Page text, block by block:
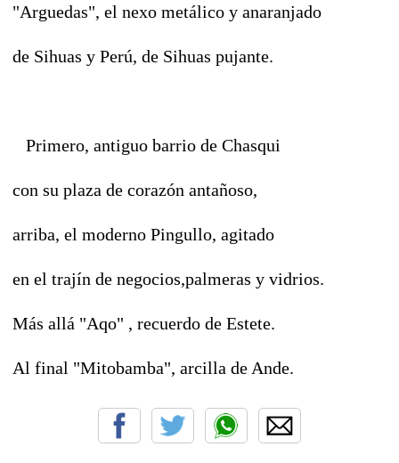
"Arguedas", el nexo metálico y anaranjado
de Sihuas y Perú, de Sihuas pujante.
Primero, antiguo barrio de Chasqui
con su plaza de corazón antañoso,
arriba, el moderno Pingullo, agitado
en el trajín de negocios,palmeras y vidrios.
Más allá "Aqo" , recuerdo de Estete.
Al final "Mitobamba", arcilla de Ande.